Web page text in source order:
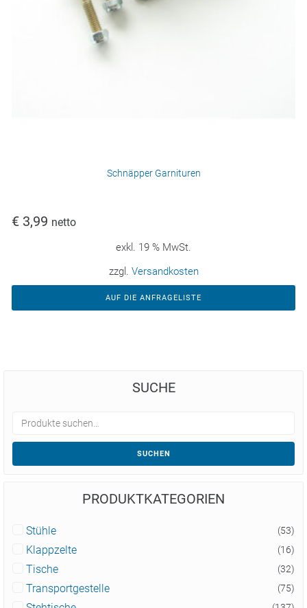
Schnäpper Garnituren
€ 3,99 netto
exkl. 19 % MwSt.
zzgl. Versandkosten
AUF DIE ANFRAGELISTE
SUCHE
SUCHEN
PRODUKTKATEGORIEN
Stühle (53)
Klappzelte (16)
Tische (32)
Transportgestelle (75)